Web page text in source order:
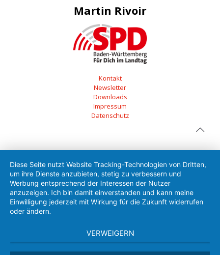
Martin Rivoir
Kontakt
Newsletter
Downloads
Impressum
Datenschutz
Diese Seite nutzt Website Tracking-Technologien von Dritten,
um ihre Dienste anzubieten, stetig zu verbessern und
Werbung entsprechend der Interessen der Nutzer
anzuzeigen. Ich bin damit einverstanden und kann meine
Einwilligung jederzeit mit Wirkung für die Zukunft widerrufen
oder ändern.
VERWEIGERN